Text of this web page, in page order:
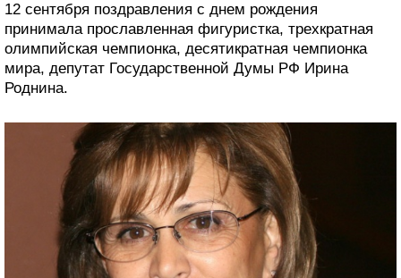
12 сентября поздравления с днем рождения
принимала прославленная фигуристка, трехкратная
олимпийская чемпионка, десятикратная чемпионка
мира, депутат Государственной Думы РФ Ирина
Роднина.